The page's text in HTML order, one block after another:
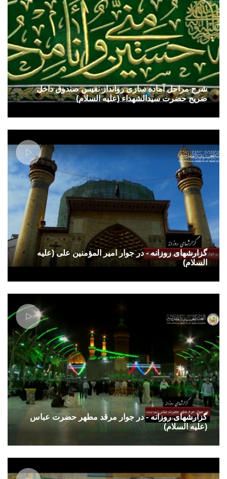
شرح مراحل آماده سازی روانداز نفیس صندوق داخل
ضریح حضرت سیدالشهداء (علیه السلام)
گزارشهای روزانه - در جوار امیر المؤمنین علی (علیه
السلام)
گزارشهای روزانه - در جوار مرقد مطهر حضرت عباس
(علیه السلام)